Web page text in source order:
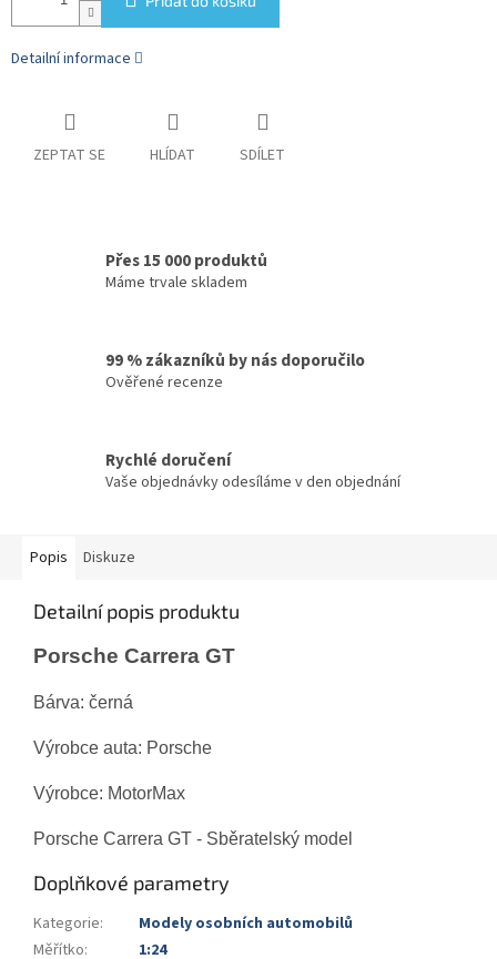
Detailní informace
ZEPTAT SE HLÍDAT SDÍLET
Přes 15 000 produktů
Máme trvale skladem
99 % zákazníků by nás doporučilo
Ověřené recenze
Rychlé doručení
Vaše objednávky odesíláme v den objednání
Popis Diskuze
Detailní popis produktu
Porsche Carrera GT
Bárva: černá
Výrobce auta: Porsche
Výrobce: MotorMax
Porsche Carrera GT - Sběratelský model
Doplňkové parametry
Kategorie:
Modely osobních automobilů
Měřítko: 1:24